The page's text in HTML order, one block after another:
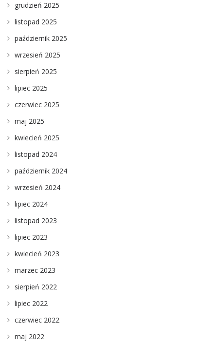
grudzień 2025
listopad 2025
październik 2025
wrzesień 2025
sierpień 2025
lipiec 2025
czerwiec 2025
maj 2025
kwiecień 2025
listopad 2024
październik 2024
wrzesień 2024
lipiec 2024
listopad 2023
lipiec 2023
kwiecień 2023
marzec 2023
sierpień 2022
lipiec 2022
czerwiec 2022
maj 2022